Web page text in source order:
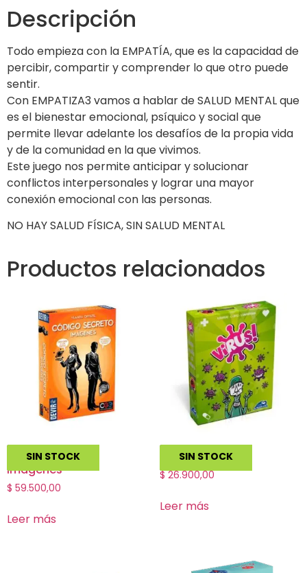
Descripción
Todo empieza con la EMPATÍA, que es la capacidad de
percibir, compartir y comprender lo que otro puede
sentir.
Con EMPATIZA3 vamos a hablar de SALUD MENTAL que
es el bienestar emocional, psíquico y social que
permite llevar adelante los desafíos de la propia vida
y de la comunidad en la que vivimos.
Este juego nos permite anticipar y solucionar
conflictos interpersonales y lograr una mayor
conexión emocional con las personas.
NO HAY SALUD FÍSICA, SIN SALUD MENTAL
Productos relacionados
SIN STOCK
Codigo Secreto
Imagenes
$ 59.500,00
Leer más
SIN STOCK
Virus!
$ 26.900,00
Leer más